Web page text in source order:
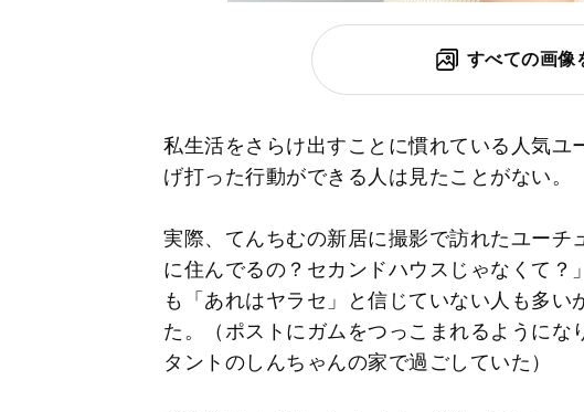
すべての画像
私生活をさらけ出すことに慣れている人気ユ
げ打った行動ができる人は見たことがない。
実際、てんちむの新居に撮影で訪れたユーチ
に住んでるの？セカンドハウスじゃなくて？
も「あれはヤラセ」と信じていない人も多
た。（ポストにガムをつっこまれるようにな
タントのしんちゃんの家で過ごしていた）